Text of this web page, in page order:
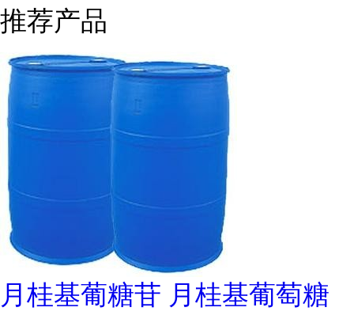
推荐产品
月桂基葡糖苷 月桂基葡萄糖